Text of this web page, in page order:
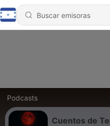
Podcasts
Cuentos de